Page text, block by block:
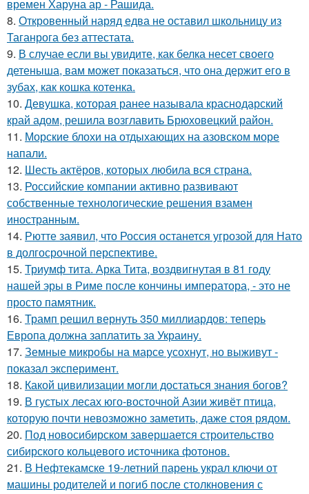
времен Харуна ар - Рашида.
8. Откровенный наряд едва не оставил школьницу из
Таганрога без аттестата.
9. В случае если вы увидите, как белка несет своего
детеныша, вам может показаться, что она держит его в
зубах, как кошка котенка.
10. Девушка, которая ранее называла краснодарский
край адом, решила возглавить Брюховецкий район.
11. Морские блохи на отдыхающих на азовском море
напали.
12. Шесть актёров, которых любила вся страна.
13. Российские компании активно развивают
собственные технологические решения взамен
иностранным.
14. Рютте заявил, что Россия останется угрозой для Нато
в долгосрочной перспективе.
15. Триумф тита. Арка Тита, воздвигнутая в 81 году
нашей эры в Риме после кончины императора, - это не
просто памятник.
16. Трамп решил вернуть 350 миллиардов: теперь
Европа должна заплатить за Украину.
17. Земные микробы на марсе усохнут, но выживут -
показал эксперимент.
18. Какой цивилизации могли достаться знания богов?
19. В густых лесах юго-восточной Азии живёт птица,
которую почти невозможно заметить, даже стоя рядом.
20. Под новосибирском завершается строительство
сибирского кольцевого источника фотонов.
21. В Нефтекамске 19-летний парень украл ключи от
машины родителей и погиб после столкновения с